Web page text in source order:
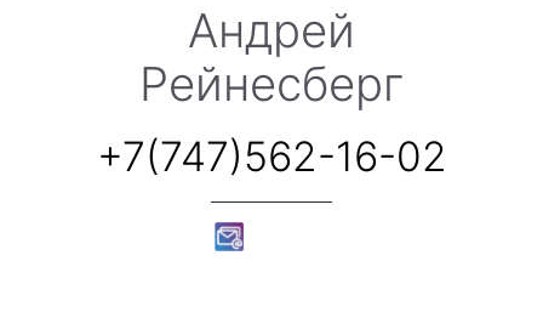
Андрей
Рейнесберг
+7(747)562-16-02